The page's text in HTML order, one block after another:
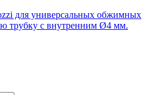
для универсальных обжимных
трубку с внутренним Ø4 мм.